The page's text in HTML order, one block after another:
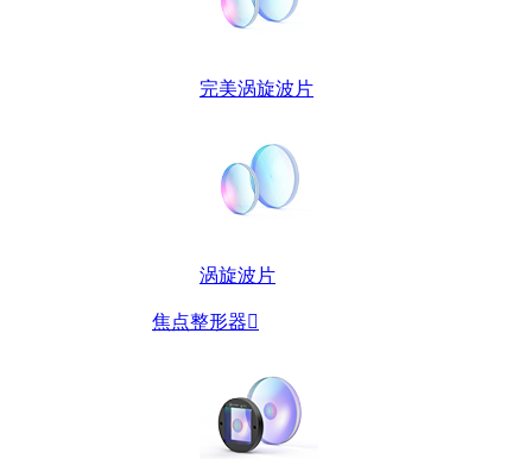
完美涡旋波片
涡旋波片
焦点整形器